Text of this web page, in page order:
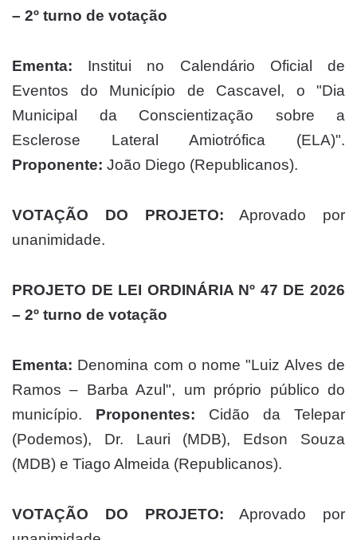
– 2º turno de votação
Ementa: Institui no Calendário Oficial de
Eventos do Município de Cascavel, o "Dia
Municipal da Conscientização sobre a
Esclerose Lateral Amiotrófica (ELA)".
Proponente: João Diego (Republicanos).
VOTAÇÃO DO PROJETO: Aprovado por
unanimidade.
PROJETO DE LEI ORDINÁRIA Nº 47 DE 2026
– 2º turno de votação
Ementa: Denomina com o nome "Luiz Alves de
Ramos – Barba Azul", um próprio público do
município. Proponentes: Cidão da Telepar
(Podemos), Dr. Lauri (MDB), Edson Souza
(MDB) e Tiago Almeida (Republicanos).
VOTAÇÃO DO PROJETO: Aprovado por